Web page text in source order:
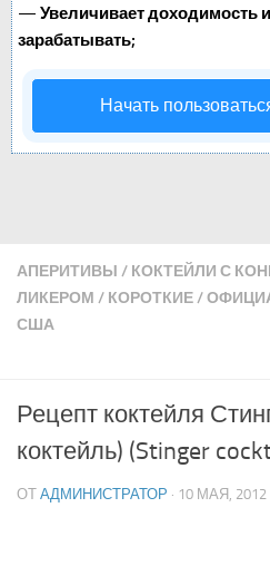
— Увеличивает доходимость
зарабатывать;
Начать
АПЕРИТИВЫ / КОКТЕЙЛИ С
ЛИКЕРОМ / КОРОТКИЕ/
США
Рецепт коктейля
коктейль) (Stinger
ОТ АДМИНИСТРАТОР · 10 МАЯ, 2012